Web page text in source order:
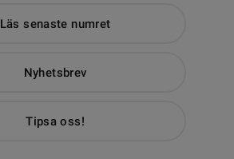
Läs senaste numret
Nyhetsbrev
Tipsa oss!